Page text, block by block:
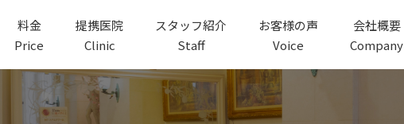
料金
Price
提携医院
Clinic
スタッフ紹介
Staff
お客様の声
Voice
会社概要
Company